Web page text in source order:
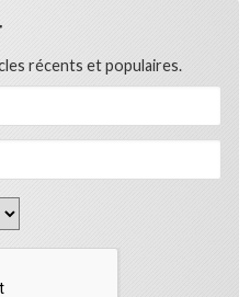
récents et populaires.